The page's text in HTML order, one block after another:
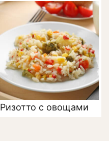
Ризотто с овощами